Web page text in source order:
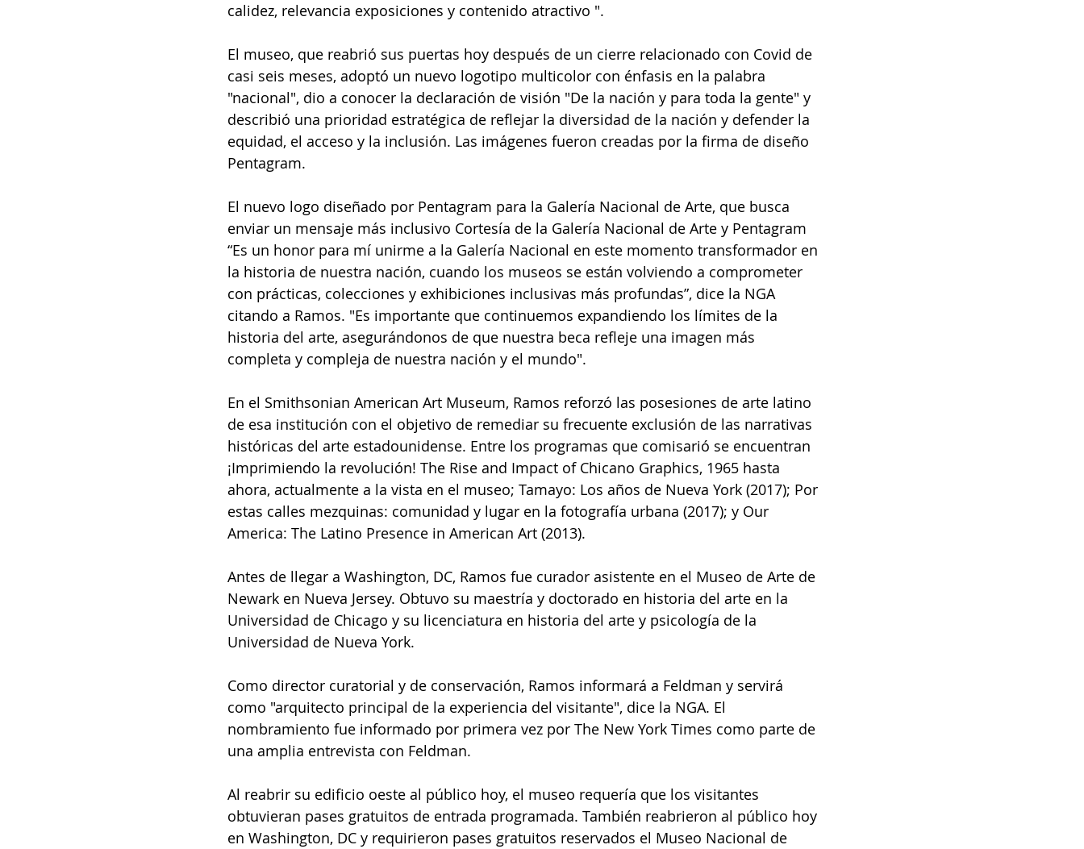
calidez, relevancia exposiciones y contenido atractivo ".
El museo, que reabrió sus puertas hoy después de un cierre relacionado con Covid de
casi seis meses, adoptó un nuevo logotipo multicolor con énfasis en la palabra
"nacional", dio a conocer la declaración de visión "De la nación y para toda la gente" y
describió una prioridad estratégica de reflejar la diversidad de la nación y defender la
equidad, el acceso y la inclusión. Las imágenes fueron creadas por la firma de diseño
Pentagram.
El nuevo logo diseñado por Pentagram para la Galería Nacional de Arte, que busca
enviar un mensaje más inclusivo Cortesía de la Galería Nacional de Arte y Pentagram
“Es un honor para mí unirme a la Galería Nacional en este momento transformador en
la historia de nuestra nación, cuando los museos se están volviendo a comprometer
con prácticas, colecciones y exhibiciones inclusivas más profundas”, dice la NGA
citando a Ramos. "Es importante que continuemos expandiendo los límites de la
historia del arte, asegurándonos de que nuestra beca refleje una imagen más
completa y compleja de nuestra nación y el mundo".
En el Smithsonian American Art Museum, Ramos reforzó las posesiones de arte latino
de esa institución con el objetivo de remediar su frecuente exclusión de las narrativas
históricas del arte estadounidense. Entre los programas que comisarió se encuentran
¡Imprimiendo la revolución! The Rise and Impact of Chicano Graphics, 1965 hasta
ahora, actualmente a la vista en el museo; Tamayo: Los años de Nueva York (2017); Por
estas calles mezquinas: comunidad y lugar en la fotografía urbana (2017); y Our
America: The Latino Presence in American Art (2013).
Antes de llegar a Washington, DC, Ramos fue curador asistente en el Museo de Arte de
Newark en Nueva Jersey. Obtuvo su maestría y doctorado en historia del arte en la
Universidad de Chicago y su licenciatura en historia del arte y psicología de la
Universidad de Nueva York.
Como director curatorial y de conservación, Ramos informará a Feldman y servirá
como "arquitecto principal de la experiencia del visitante", dice la NGA. El
nombramiento fue informado por primera vez por The New York Times como parte de
una amplia entrevista con Feldman.
Al reabrir su edificio oeste al público hoy, el museo requería que los visitantes
obtuvieran pases gratuitos de entrada programada. También reabrieron al público hoy
en Washington, DC y requirieron pases gratuitos reservados el Museo Nacional de